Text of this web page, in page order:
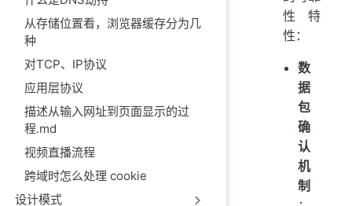
从存储位置看，浏览器缓存分为几
种
对TCP、IP协议
应用层协议
描述从输入网址到页面显示的过
程.md
视频直播流程
跨域时怎么处理 cookie
设计模式
性特
性：
数
据
包
确
认
机
制